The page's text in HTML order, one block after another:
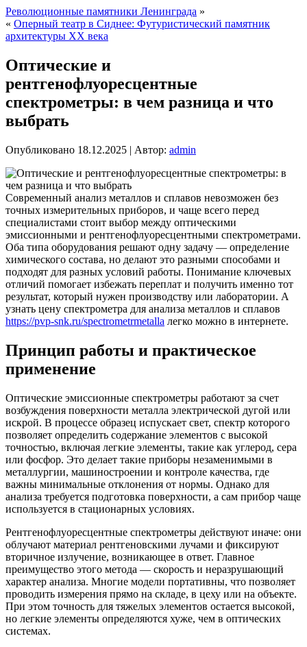
Революционные памятники Ленинграда »
« Оперный театр в Сиднее: Футуристический памятник
архитектуры XX века
Оптические и
рентгенофлуоресцентные
спектрометры: в чем разница и что
выбрать
Опубликовано 18.12.2025 | Автор: admin
Современный анализ металлов и сплавов невозможен без
точных измерительных приборов, и чаще всего перед
специалистами стоит выбор между оптическими
эмиссионными и рентгенофлуоресцентными спектрометрами.
Оба типа оборудования решают одну задачу — определение
химического состава, но делают это разными способами и
подходят для разных условий работы. Понимание ключевых
отличий помогает избежать переплат и получить именно тот
результат, который нужен производству или лаборатории. А
узнать цену спектрометра для анализа металлов и сплавов
https://pvp-snk.ru/spectrometrmetalla легко можно в интернете.
Принцип работы и практическое
применение
Оптические эмиссионные спектрометры работают за счет
возбуждения поверхности металла электрической дугой или
искрой. В процессе образец испускает свет, спектр которого
позволяет определить содержание элементов с высокой
точностью, включая легкие элементы, такие как углерод, сера
или фосфор. Это делает такие приборы незаменимыми в
металлургии, машиностроении и контроле качества, где
важны минимальные отклонения от нормы. Однако для
анализа требуется подготовка поверхности, а сам прибор чаще
используется в стационарных условиях.
Рентгенофлуоресцентные спектрометры действуют иначе: они
облучают материал рентгеновскими лучами и фиксируют
вторичное излучение, возникающее в ответ. Главное
преимущество этого метода — скорость и неразрушающий
характер анализа. Многие модели портативны, что позволяет
проводить измерения прямо на складе, в цеху или на объекте.
При этом точность для тяжелых элементов остается высокой,
но легкие элементы определяются хуже, чем в оптических
системах.